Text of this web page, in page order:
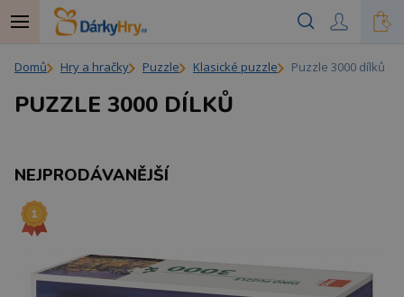
Domů Hry a hračky Puzzle Klasické puzzle Puzzle 3000 dílků
PUZZLE 3000 DÍLKŮ
NEJPRODÁVANĚJŠÍ